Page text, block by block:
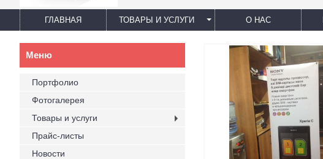
ГЛАВНАЯ ТОВАРЫ И УСЛУГИ О НАС
Портфолио
Фотогалерея
Товары и услуги
Прайс-листы
Новости